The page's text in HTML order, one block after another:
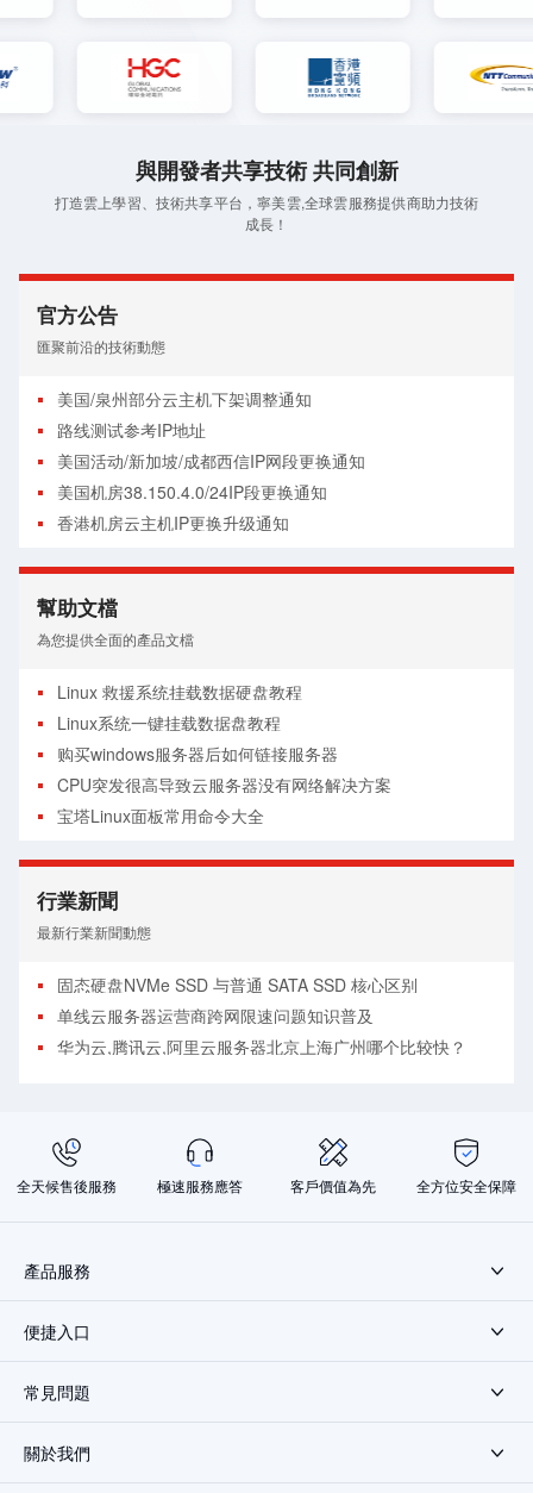
與開發者共享技術 共同創新
打造雲上學習、技術共享平台，寧美雲,全球雲服務提供商助力技術
成長！
官方公告
匯聚前沿的技術動態
美国/泉州部分云主机下架调整通知
路线测试参考IP地址
美国活动/新加坡/成都西信IP网段更换通知
美国机房38.150.4.0/24IP段更换通知
香港机房云主机IP更换升级通知
幫助文檔
為您提供全面的產品文檔
Linux 救援系统挂载数据硬盘教程
Linux系统一键挂载数据盘教程
购买windows服务器后如何链接服务器
CPU突发很高导致云服务器没有网络解决方案
宝塔Linux面板常用命令大全
硬盘满了怎么在线扩容教程
CDN使用详细图文教程
行業新聞
最新行業新聞動態
固态硬盘NVMe SSD 与普通 SATA SSD 核心区别
单线云服务器运营商跨网限速问题知识普及
华为云,腾讯云,阿里云服务器北京上海广州哪个比较快？
全天候售後服務 極速服務應答 客戶價值為先 全方位安全保障
產品服務
便捷入口
常見問題
關於我們